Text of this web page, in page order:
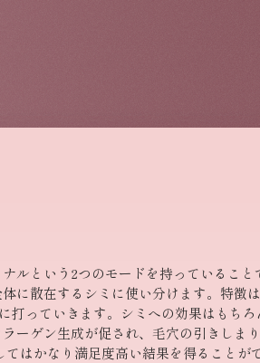
ルという2つのモードを持っているこ
に散在するシミに使い分けます。特徴
打っていきます。シミへの効果はもち
ーゲン生成が促され、毛穴の引きしま
はかなり満足度高い結果を得ることが